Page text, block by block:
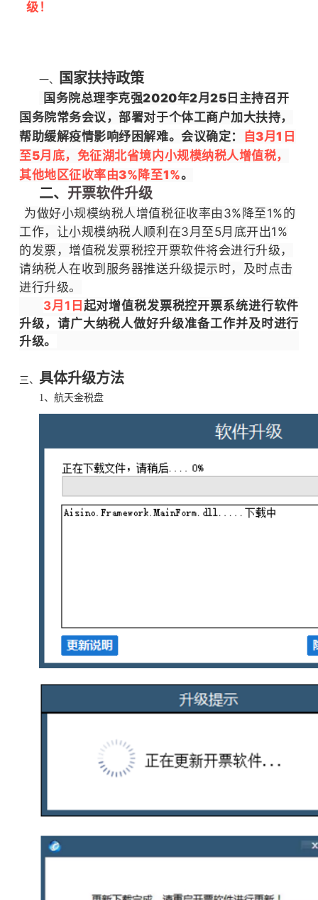
级！
一、 国家扶持政策
国务院总理李克强2020年2月25日主持召开
国务院常务会议，部署对于个体工商户加大扶持，
帮助缓解疫情影响纾困解难。会议确定：
自3月1日
至5月底，免征湖北省境内小规模纳税人增值税，
其他地区征收率由3%降至1%。
二、 开票软件升级
为做好小规模纳税人增值税征收率由3%降至1%的
工作，让小规模纳税人顺利在3月至5月底开出1%
的发票，增值税发票税控开票软件将会进行升级，
请纳税人在收到服务器推送升级提示时，及时点击
进行升级。
3月1日 起对增值税发票税控开票系统进行软件
升级，请广大纳税人做好升级准备工作并及时进行
升级。
三、 具体升级方法
1、航天金税盘